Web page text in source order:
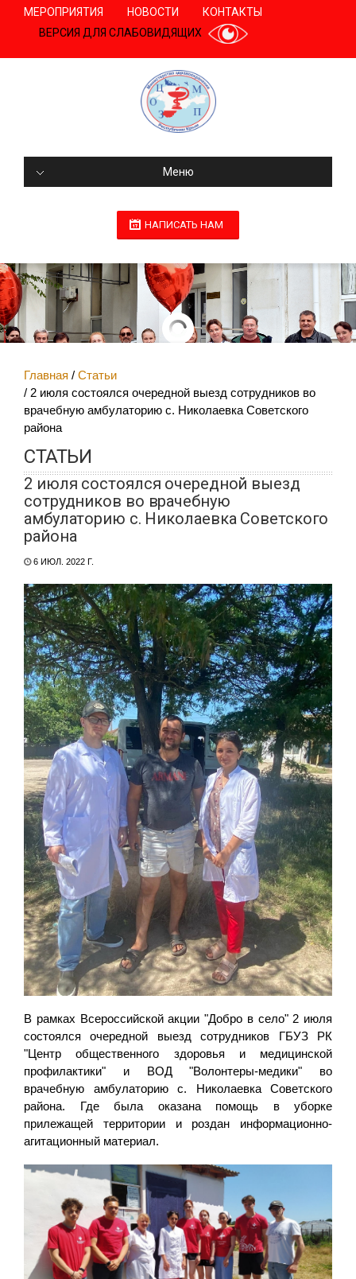
МЕРОПРИЯТИЯ НОВОСТИ
КОНТАКТЫ
ВЕРСИЯ ДЛЯ СЛАБОВИДЯЩИХ
Меню
НАПИСАТЬ НАМ
Главная
Статьи
2 июля состоялся очередной выезд сотрудников во
врачебную амбулаторию с. Николаевка Советского
района
СТАТЬИ
2 июля состоялся очередной выезд
сотрудников во врачебную
амбулаторию с. Николаевка Советского
района
6 ИЮЛ. 2022 Г.
В рамках Всероссийской акции "Добро в село" 2 июля
состоялся очередной выезд сотрудников ГБУЗ РК
"Центр общественного здоровья и медицинской
профилактики" и ВОД "Волонтеры-медики" во
врачебную амбулаторию с. Николаевка Советского
района. Где была оказана помощь в уборке
прилежащей территории и роздан информационно-
агитационный материал.